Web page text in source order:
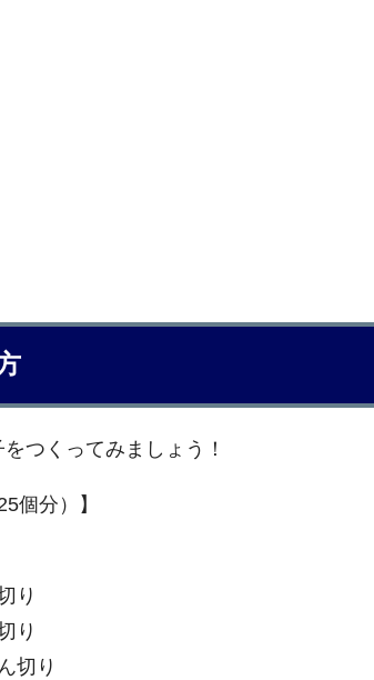
つくってみましょう！
個分）】
り
り
切り